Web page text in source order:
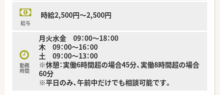
きます。
■地域にお住まいの患者様に対して、お薬の正しい飲み方や注意
す。
■白を基調とした落ち着いた雰囲気の店舗にて、健康に関する
様々なご相談に応じるなど地域に密着した薬局業務全般を担い
ます。
【必要スキル・歓迎スキル】
給与
時給2,500円～2,500円
勤務
時間
月火水金 09：00～18：00
木 09：00～16：00
土 09：00～13：00
※休憩：実働6時間超の場合45分、実働8時間超の場合
60分
※平日のみ、午前中だけでも相談可能です。